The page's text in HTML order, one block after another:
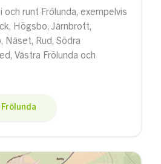
och runt Frölunda, exempelvis
Högsbo, Järnbrott,
Näset, Rud, Södra
Västra Frölunda och